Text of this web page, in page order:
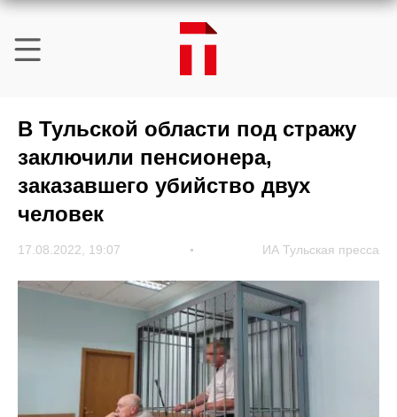
В Тульской области под стражу
заключили пенсионера,
заказавшего убийство двух
человек
17.08.2022, 19:07 ИА Тульская пресса